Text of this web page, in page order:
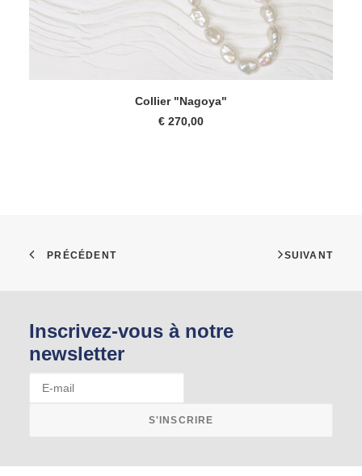
AJOUTER AU PANIER
Collier "Nagoya"
€ 270,00
Inscrivez-vous à notre
newsletter